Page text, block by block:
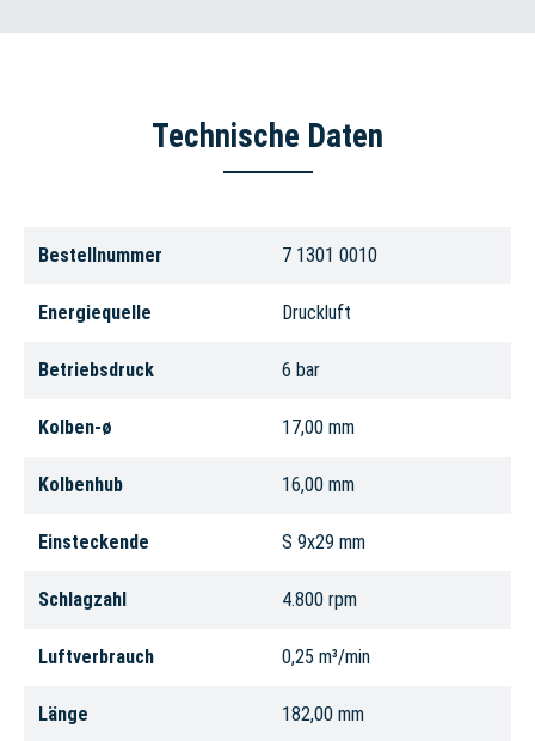
Technische Daten
Bestellnummer 7 1301 0010
Energiequelle Druckluft
Betriebsdruck 6 bar
Kolben-ø 17,00 mm
Kolbenhub 16,00 mm
Einsteckende S 9x29 mm
Schlagzahl 4.800 rpm
Luftverbrauch 0,25 m³/min
Länge 182,00 mm